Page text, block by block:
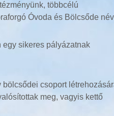
többcélú
Óvoda és Bölcsőde
egy sikeres pályázatnak
csoport
meg, vagyis kettő